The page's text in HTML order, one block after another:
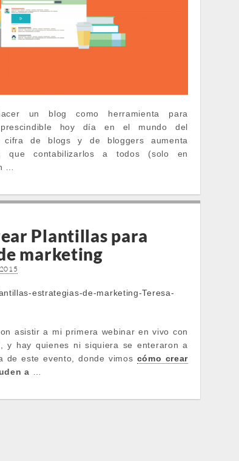
un blog como herramienta para
hoy día en el mundo del
cifra de blogs y de bloggers aumenta
que contabilizarlos a todos (solo en
…
Plantillas para
marketing
asistir a mi primera webinar en vivo con
y hay quienes ni siquiera se enteraron a
de este evento, donde vimos cómo crear
a